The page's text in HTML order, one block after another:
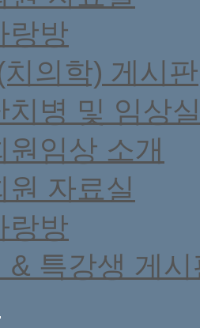
방
의학) 게시판
병 및 임상
임상 소개
자료실
방
& 특강생 게시